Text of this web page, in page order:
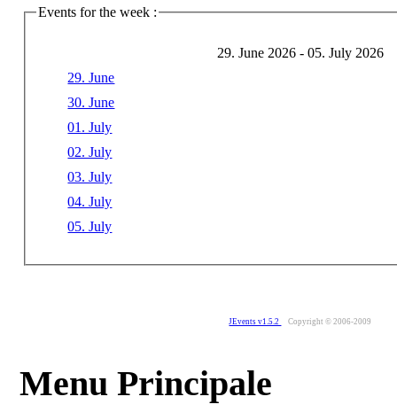
Events for the week :
29. June 2026 - 05. July 2026
29. June
30. June
01. July
02. July
03. July
04. July
05. July
JEvents v1.5.2 Copyright © 2006-2009
Menu Principale